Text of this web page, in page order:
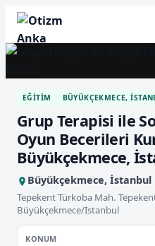
EĞITIM BÜYÜKÇEKMECE,
Grup Terapisi ile
Oyun Becerileri
Büyükçekmece,
Büyükçekmece, İstanbul
Tepekent Türkoba Mah.
Büyükçekmece/İstanbul
KONUM